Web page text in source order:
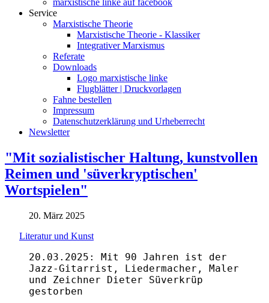
Service
Marxistische Theorie
Marxistische Theorie - Klassiker
Integrativer Marxismus
Referate
Downloads
Logo marxistische linke
Flugblätter | Druckvorlagen
Fahne bestellen
Impressum
Datenschutzerklärung und Urheberrecht
Newsletter
"Mit sozialistischer Haltung, kunstvollen
Reimen und 'süverkryptischen'
Wortspielen"
20. März 2025
Literatur und Kunst
20.03.2025: Mit 90 Jahren ist der
Jazz-Gitarrist, Liedermacher, Maler
und Zeichner Dieter Süverkrüp
gestorben